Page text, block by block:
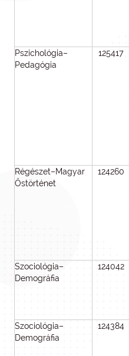
Pszichológia–
Pedagógia
125417
Régészet–Magyar
Őstörténet
124260
Szociológia–
Demográfia
124042
Szociológia–
Demográfia
124384